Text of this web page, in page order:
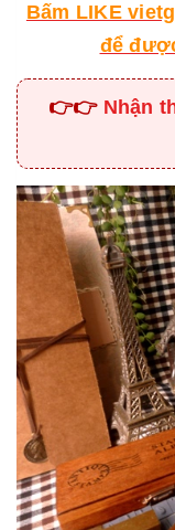
Bấm LIKE
để
👉👉Nhận